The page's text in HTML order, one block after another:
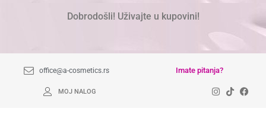
Dobrodošli! Uživajte u kupovini!
office@a-cosmetics.rs Imate pitanja?
MOJ NALOG